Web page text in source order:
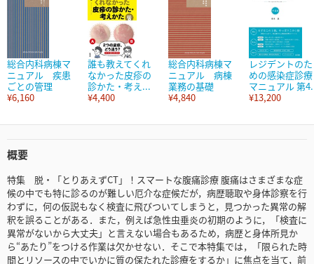
総合内科病棟マ
ニュアル 疾患
ごとの管理
¥6,160
誰も教えてくれ
なかった皮疹の
診かた・考え...
¥4,400
総合内科病棟マ
ニュアル 病棟
業務の基礎
¥4,840
レジデントのた
めの感染症診療
マニュアル 第
¥13,200
概要
特集 脱・「とりあえずCT」！スマートな腹痛診療 腹痛はさまざまな症
候の中でも特に診るのが難しい厄介な症候だが，病歴聴取や身体診察を行
わずに，何の仮説もなく検査に飛びついてしまうと，見つかった異常の解
釈を誤ることがある．また，例えば急性虫垂炎の初期のように，「検査に
異常がないから大丈夫」と言えない場合もあるため，病歴と身体所見か
ら“あたり”をつける作業は欠かせない．そこで本特集では，「限られた時
間とリソースの中でいかに質の保たれた診療をするか」に焦点を当て，前